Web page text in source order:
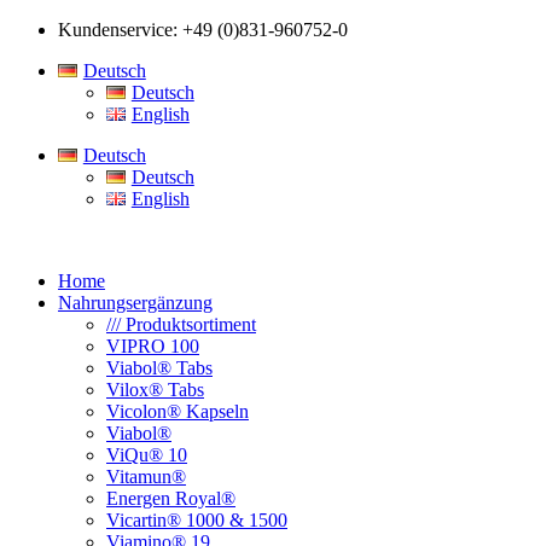
Kundenservice: +49 (0)831-960752-0
Deutsch
Deutsch
English
Deutsch
Deutsch
English
Home
Nahrungsergänzung
/// Produktsortiment
VIPRO 100
Viabol® Tabs
Vilox® Tabs
Vicolon® Kapseln
Viabol®
ViQu® 10
Vitamun®
Energen Royal®
Vicartin® 1000 & 1500
Viamino® 19